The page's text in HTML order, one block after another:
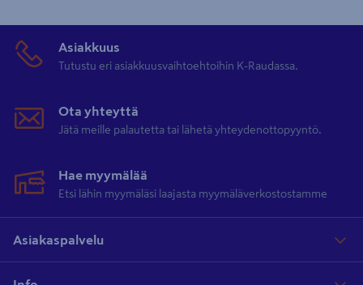
Asiakkuus
Tutustu eri asiakkuusvaihtoehtoihin K-Raudassa.
Ota yhteyttä
Jätä meille palautetta tai lähetä yhteydenottopyyntö.
Hae myymälää
Etsi lähin myymäläsi laajasta myymäläverkostostamme
Asiakaspalvelu